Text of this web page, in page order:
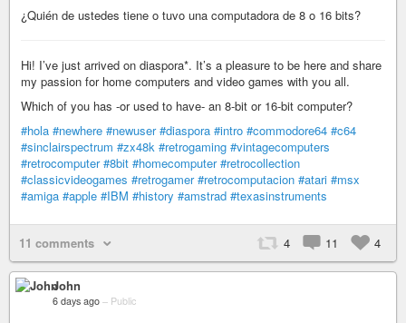
¿Quién de ustedes tiene o tuvo una computadora de 8 o 16 bits?
Hi! I’ve just arrived on diaspora*. It’s a pleasure to be here and share
my passion for home computers and video games with you all.
Which of you has -or used to have- an 8-bit or 16-bit computer?
#hola #newhere #newuser #diaspora #intro #commodore64 #c64
#sinclairspectrum #zx48k #retrogaming #vintagecomputers
#retrocomputer #8bit #homecomputer #retrocollection
#classicvideogames #retrogamer #retrocomputacion #atari #msx
#amiga #apple #IBM #history #amstrad #texasinstruments
11 comments 4 11 4
John
6 days ago – Public